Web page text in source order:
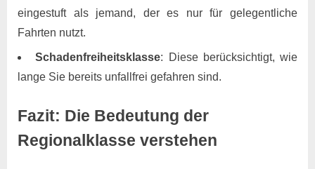
eingestuft als jemand, der es nur für gelegentliche
Fahrten nutzt.
Schadenfreiheitsklasse: Diese berücksichtigt, wie
lange Sie bereits unfallfrei gefahren sind.
Fazit: Die Bedeutung der
Regionalklasse verstehen